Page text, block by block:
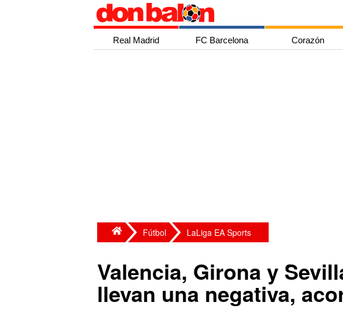
Real Madrid FC Barcelona Corazón
Fútbol LaLiga EA Sports
Valencia, Girona y
llevan una negativa,